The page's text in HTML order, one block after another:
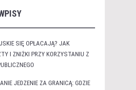
SIĘ OPŁACAJĄ? JAK
I ZNIŻKI PRZY KORZYSTANIU Z
JEDZENIE ZA GRANICĄ: GDZIE